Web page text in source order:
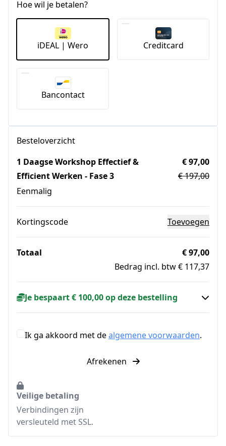
Hoe wil je betalen?
iDEAL | Wero Creditcard
Bancontact
Besteloverzicht
1 Daagse Workshop Effectief &
Efficient Werken - Fase 3
Eenmalig
€ 97,00
€ 197,00
Kortingscode Toevoegen
Totaal
€ 97,00
Bedrag incl. btw € 117,37
Je bespaart € 100,00 op deze bestelling
Ik ga akkoord met dealgemene voorwaarden.
Afrekenen
Veilige betaling
Verbindingen zijn
versleuteld met SSL.